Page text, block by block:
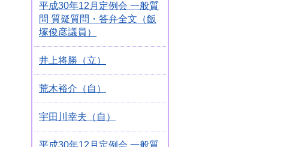
平成30年12月定例会 一般質
問 質疑質問・答弁全文（飯
塚俊彦議員）
井上将勝（立）
荒木裕介（自）
宇田川幸夫（自）
平成30年12月定例会 一般質